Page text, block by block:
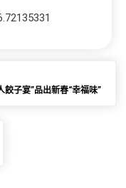
餃子宴”品出新春“幸福味”